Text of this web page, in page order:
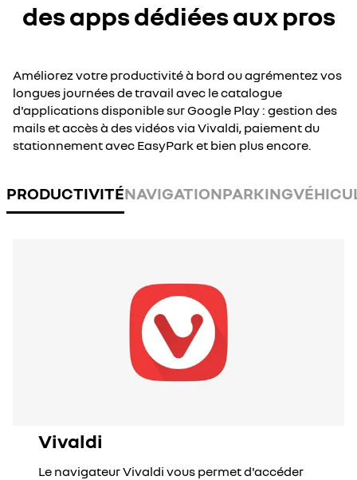
des apps dédiées aux pros
Améliorez votre productivité à bord ou agrémentez vos
longues journées de travail avec le catalogue
d'applications disponible sur Google Play : gestion des
mails et accès à des vidéos via Vivaldi, paiement du
stationnement avec EasyPark et bien plus encore.
PRODUCTIVITÉNAVIGATIONPARKING
Vivaldi
Le navigateur Vivaldi vous permet d'accéder